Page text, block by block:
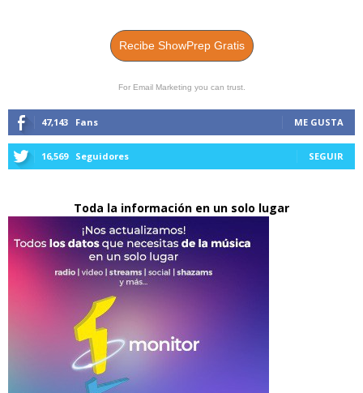
Recibe ShowPrep Gratis
For Email Marketing you can trust.
47,143 Fans ME GUSTA
16,569 Seguidores SEGUIR
Toda la información en un solo lugar